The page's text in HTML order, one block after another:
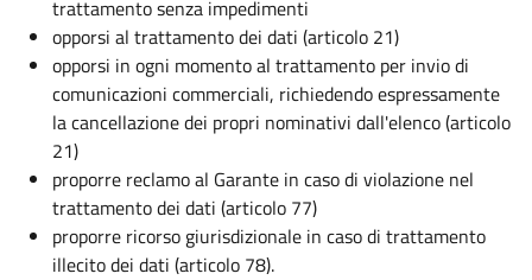
trattamento senza impedimenti
opporsi al trattamento dei dati (articolo 21)
opporsi in ogni momento al trattamento per invio di
comunicazioni commerciali, richiedendo espressamente
la cancellazione dei propri nominativi dall'elenco (articolo
21)
proporre reclamo al Garante in caso di violazione nel
trattamento dei dati (articolo 77)
proporre ricorso giurisdizionale in caso di trattamento
illecito dei dati (articolo 78).